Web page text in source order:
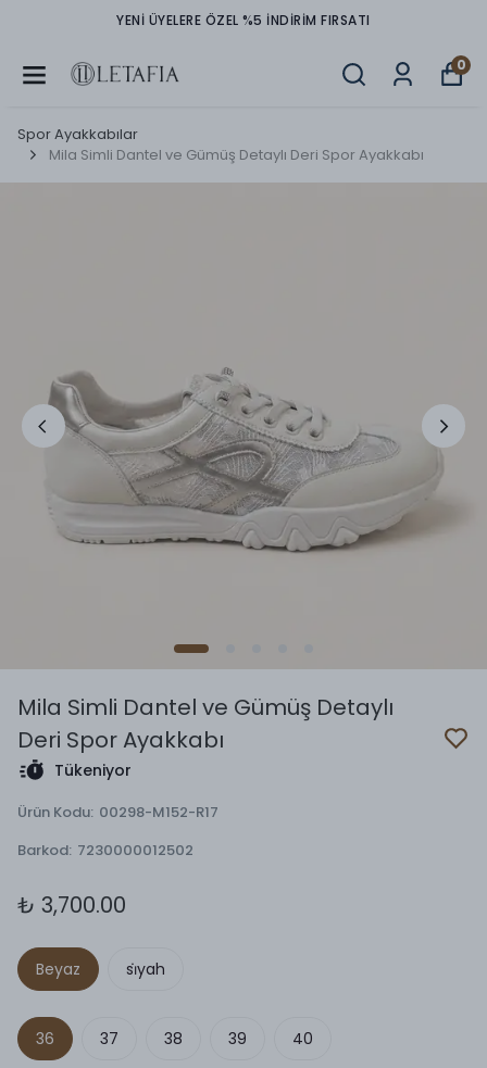
YENİ ÜYELERE ÖZEL %5 İNDİRİM FIRSATI
0
Spor Ayakkabılar
Mila Simli Dantel ve Gümüş Detaylı Deri Spor Ayakkabı
Mila Simli Dantel ve Gümüş Detaylı
Deri Spor Ayakkabı
Tükeniyor
Ürün Kodu: 00298-M152-R17
Barkod: 7230000012502
₺ 3,700.00
Beyaz si̇yah
36 37 38 39 40